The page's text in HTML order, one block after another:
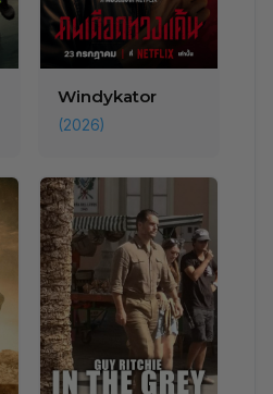
Windykator
(2026)